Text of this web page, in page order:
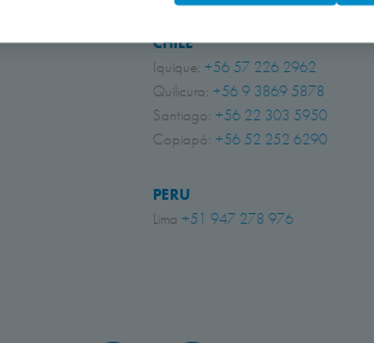
CHILE
Iquique: +56 57 226 2962
Quilicura: +56 9 3869 5878
Santiago: +56 22 303 5950
Copiapó: +56 52 252 6290
PERU
Lima +51 947 278 976